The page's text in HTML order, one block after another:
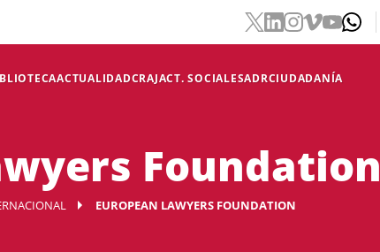
ACTUALIDADCRAJACT. SOCIALESADRCIUDADANÍA
Foundation
EUROPEAN LAWYERS FOUNDATION